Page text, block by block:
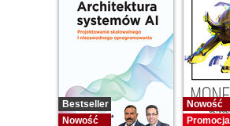
Bestseller
Nowość
Nowość
Promocja